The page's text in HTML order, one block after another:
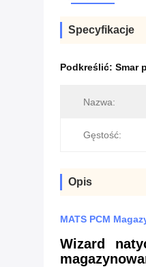
Specyfikacje
Podkreślić: Smar
Nazwa:
Gęstość:
Opis
MATS PCM
Wizard